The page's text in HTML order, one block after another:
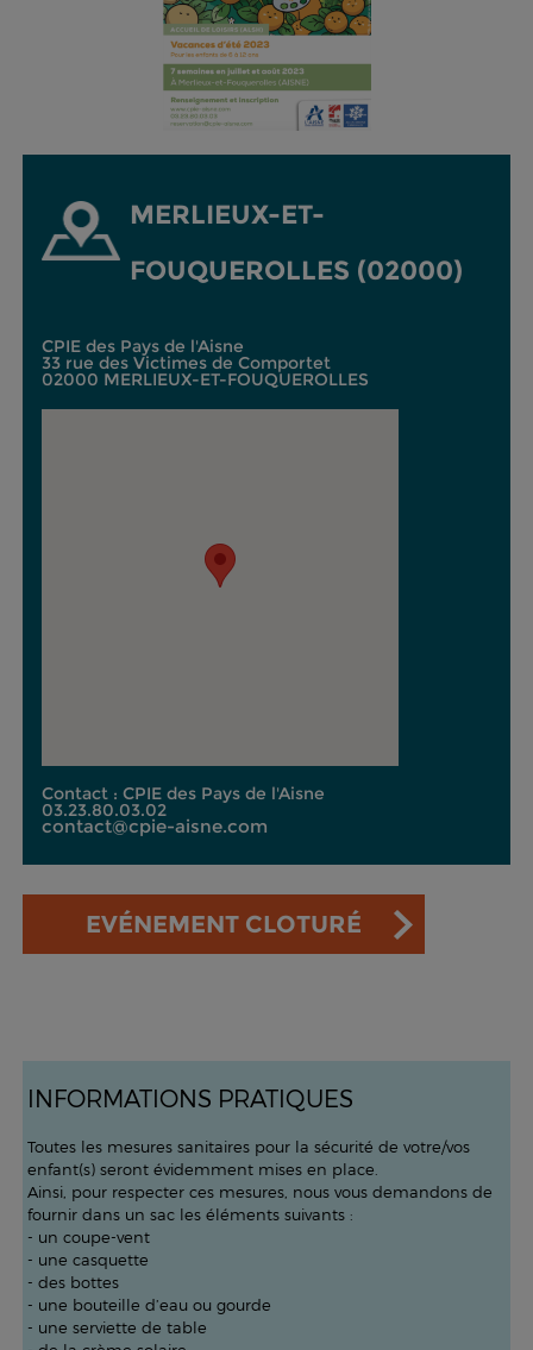
MERLIEUX-ET-
FOUQUEROLLES (02000)
CPIE des Pays de l'Aisne
33 rue des Victimes de Comportet
02000 MERLIEUX-ET-FOUQUEROLLES
Contact : CPIE des Pays de l'Aisne
03.23.80.03.02
contact@cpie-aisne.com
EVÉNEMENT CLOTURÉ
INFORMATIONS PRATIQUES
Toutes les mesures sanitaires pour la sécurité de votre/vos
enfant(s) seront évidemment mises en place.
Ainsi, pour respecter ces mesures, nous vous demandons de
fournir dans un sac les éléments suivants :
- un coupe-vent
- une casquette
- des bottes
- une bouteille d’eau ou gourde
- une serviette de table